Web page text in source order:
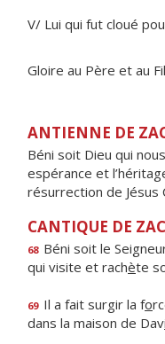
V/ Lui qui fut cloué
Gloire au Père et au
ANTIENNE DE
Béni soit Dieu qui
espérance et
résurrection de Jésus
CANTIQUE DE
68 Béni soit le
qui visite et rachète
69 Il a fait surgir la fo
dans la maison de Davi